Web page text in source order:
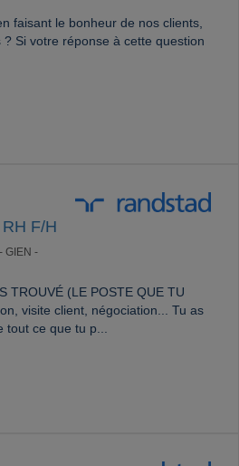
faisant le bonheur de nos clients,
Si votre réponse à cette question
F/H
GIEN -
TROUVÉ (LE POSTE QUE TU
visite client, négociation... Tu as
tout ce que tu p...